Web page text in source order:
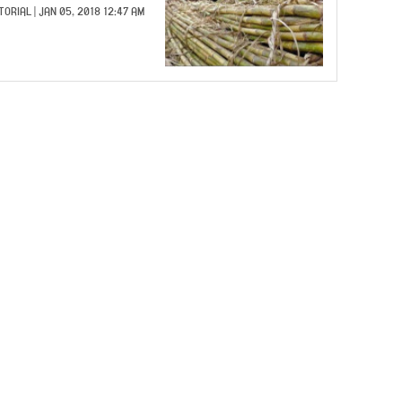
| JAN 05, 2018 12:47 AM |